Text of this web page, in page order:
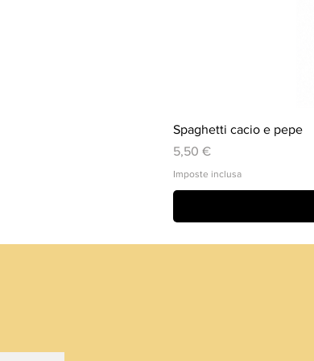
Spaghetti cacio e pepe
Prezzo
5,50 €
Imposte inclusa